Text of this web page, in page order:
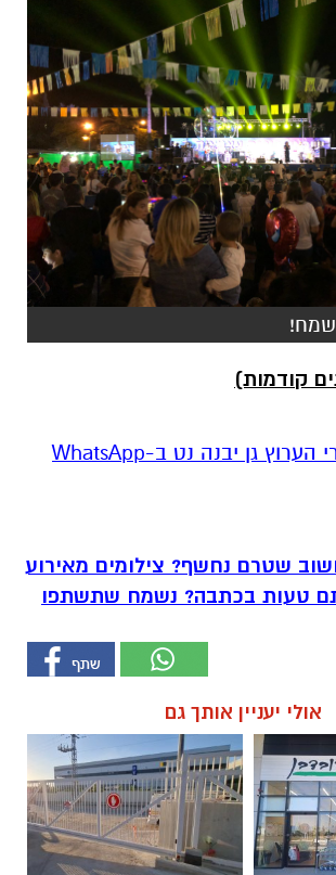
שמח!
קודמות)
‏כדי לעקוב אחרי הערוץ גן יבנה נט ב-WhatsApp
שטרם נחשף? צילומים מאירוע
טעות בכתבה? נשמח שתשתפו
אולי יעניין אותך גם